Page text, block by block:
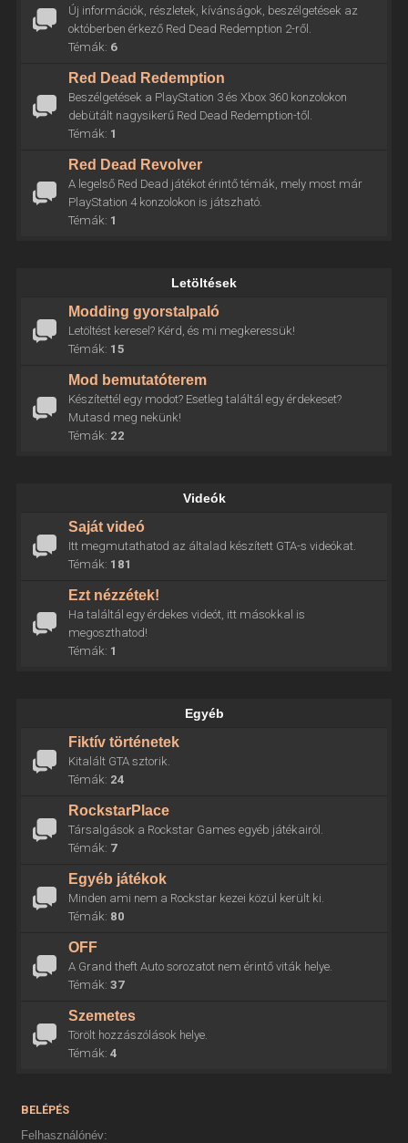
Új információk, részletek, kívánságok, beszélgetések az
októberben érkező Red Dead Redemption 2-ről.
Témák: 6
Red Dead Redemption
Beszélgetések a PlayStation 3 és Xbox 360 konzolokon
debütált nagysikerű Red Dead Redemption-től.
Témák: 1
Red Dead Revolver
A legelső Red Dead játékot érintő témák, mely most már
PlayStation 4 konzolokon is játszható.
Témák: 1
Letöltések
Modding gyorstalpaló
Letöltést keresel? Kérd, és mi megkeressük!
Témák: 15
Mod bemutatóterem
Készítettél egy modot? Esetleg találtál egy érdekeset?
Mutasd meg nekünk!
Témák: 22
Videók
Saját videó
Itt megmutathatod az általad készített GTA-s videókat.
Témák: 181
Ezt nézzétek!
Ha találtál egy érdekes videót, itt másokkal is
megoszthatod!
Témák: 1
Egyéb
Fiktív történetek
Kitalált GTA sztorik.
Témák: 24
RockstarPlace
Társalgások a Rockstar Games egyéb játékairól.
Témák: 7
Egyéb játékok
Minden ami nem a Rockstar kezei közül került ki.
Témák: 80
OFF
A Grand theft Auto sorozatot nem érintő viták helye.
Témák: 37
Szemetes
Törölt hozzászólások helye.
Témák: 4
BELÉPÉS
Felhasználónév: